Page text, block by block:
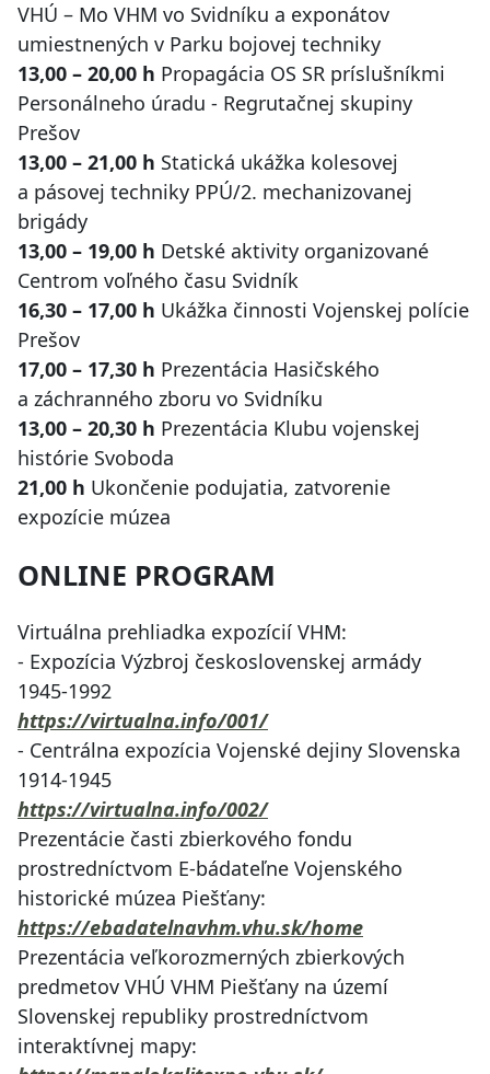
VHÚ – Mo VHM vo Svidníku a exponátov
umiestnených v Parku bojovej techniky
13,00 – 20,00 h Propagácia OS SR príslušníkmi
Personálneho úradu - Regrutačnej skupiny
Prešov
13,00 – 21,00 h Statická ukážka kolesovej
a pásovej techniky PPÚ/2. mechanizovanej
brigády
13,00 – 19,00 h Detské aktivity organizované
Centrom voľného času Svidník
16,30 – 17,00 h Ukážka činnosti Vojenskej polície
Prešov
17,00 – 17,30 h Prezentácia Hasičského
a záchranného zboru vo Svidníku
13,00 – 20,30 h Prezentácia Klubu vojenskej
histórie Svoboda
21,00 h Ukončenie podujatia, zatvorenie
expozície múzea
ONLINE PROGRAM
Virtuálna prehliadka expozícií VHM:
- Expozícia Výzbroj československej armády
1945-1992
https://virtualna.info/001/
- Centrálna expozícia Vojenské dejiny Slovenska
1914-1945
https://virtualna.info/002/
Prezentácie časti zbierkového fondu
prostredníctvom E-bádateľne Vojenského
historické múzea Piešťany:
https://ebadatelnavhm.vhu.sk/home
Prezentácia veľkorozmerných zbierkových
predmetov VHÚ VHM Piešťany na území
Slovenskej republiky prostredníctvom
interaktívnej mapy: